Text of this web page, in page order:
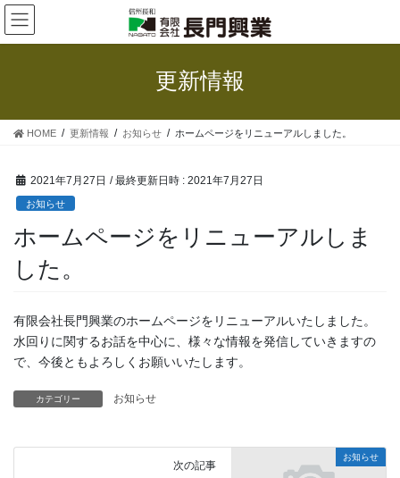
コ
ン
テ
ス
ナ
ビ
ゲ
ン
更新情報
HOME 更新情報 お知らせ ホームページをリニューアルしました。
2021年7月27日 / 最終更新日時 : 2021年7月27日
お知らせ
ホームページをリニューアルしま
した。
有限会社長門興業のホームページをリニューアルいたしました。
水回りに関するお話を中心に、様々な情報を発信していきますの
で、今後ともよろしくお願いいたします。
カテゴリー お知らせ
お知らせ
次の記事